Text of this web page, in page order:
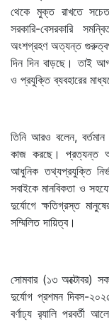
থেকে মুক্ত রাখতে
সরকারি-বেসরকারি
অংশগ্রহণ অত্যন্ত
দিন দিন বাড়ছে। তাই
ও প্রযুক্তি ব্যবহারের
তিনি আরও বলেন, বর্তমান
কাজ করছে। প্রত্যন্ত
আধুনিক তথ্যপ্রযুক্তি
সবাইকে মানবিকতা ও
দুর্যোগে ক্ষতিগ্রস্ত
সম্মিলিত দায়িত্ব।
সোমবার (১৩ অক্টোবর)
দুর্যোগ প্রশমন দিবস-
বর্ণাঢ্য র‌্যালি পরবর্তী